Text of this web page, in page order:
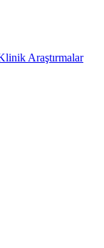
Araştırmalar